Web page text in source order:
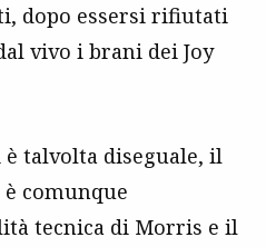
dopo essersi rifiutati
vivo i brani dei Joy
è talvolta diseguale, il
comunque
tecnica di Morris e il